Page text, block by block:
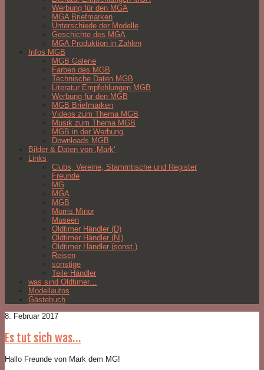
Werbung für den MGA
MGA Briefmarken
Unterschiede der Modelle
Geschichte des MGA
MGA Produktion in Zahlen
Infos MGB
MGB Galerie
Farben des MGB
Technische Daten MGB
Literatur Empfehlungen MGB
Werbung für den MGB
MGB Briefmarken
Videos zum Thema MGB
Musik zum Thema MGB
MGB in der Werbung
Downloads MGB
Bilder & Daten von ‚Mark‘
Links
Clubs, Vereine, Stammtische und Register
Freunde
MG
MGA
MGB
Morris Minor
Museen
Oldtimer Händler (D)
Oldtimer Händler (Nl)
Oldtimer Händler (sonst.)
Reisen
sonstige
Teile Händler
was sind Oldtimer…
Modellautos
Gästebuch
8. Februar 2017
Es tut sich was…
Hallo Freunde von Mark dem MG!